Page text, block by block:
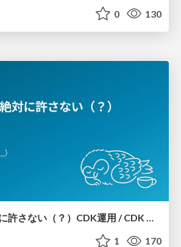
0 130
ドリフトを絶対に許さない（？）CDK運用 / CDK Ops with Zero Tolerance for Drifts (?)
1 170